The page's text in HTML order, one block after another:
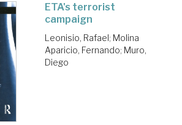
ETA's terrorist
campaign
Leonisio, Rafael; Molina
Aparicio, Fernando; Muro,
Diego